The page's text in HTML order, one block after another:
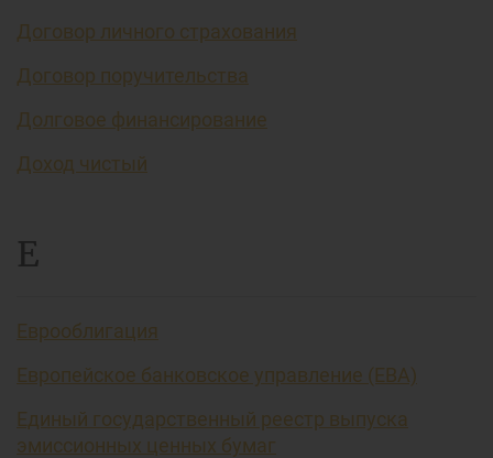
Договор личного страхования
Договор поручительства
Долговое финансирование
Доход чистый
Е
Еврооблигация
Европейское банковское управление (EBA)
Единый государственный реестр выпуска
эмиссионных ценных бумаг